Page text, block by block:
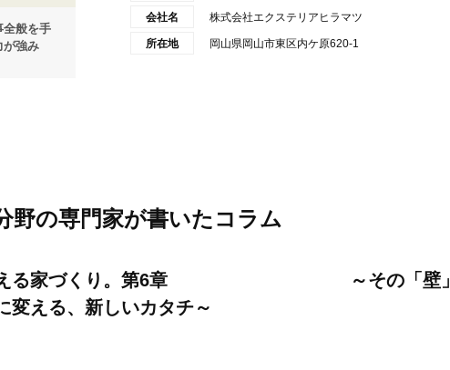
全般を手
が強み
会社名 株式会社エクステリアヒラマツ
所在地 岡山県岡山市東区内ケ原620-1
野の専門家が書いたコラム
叶える家づくり。第6章 ～その「壁」
変える、新しいカタチ～